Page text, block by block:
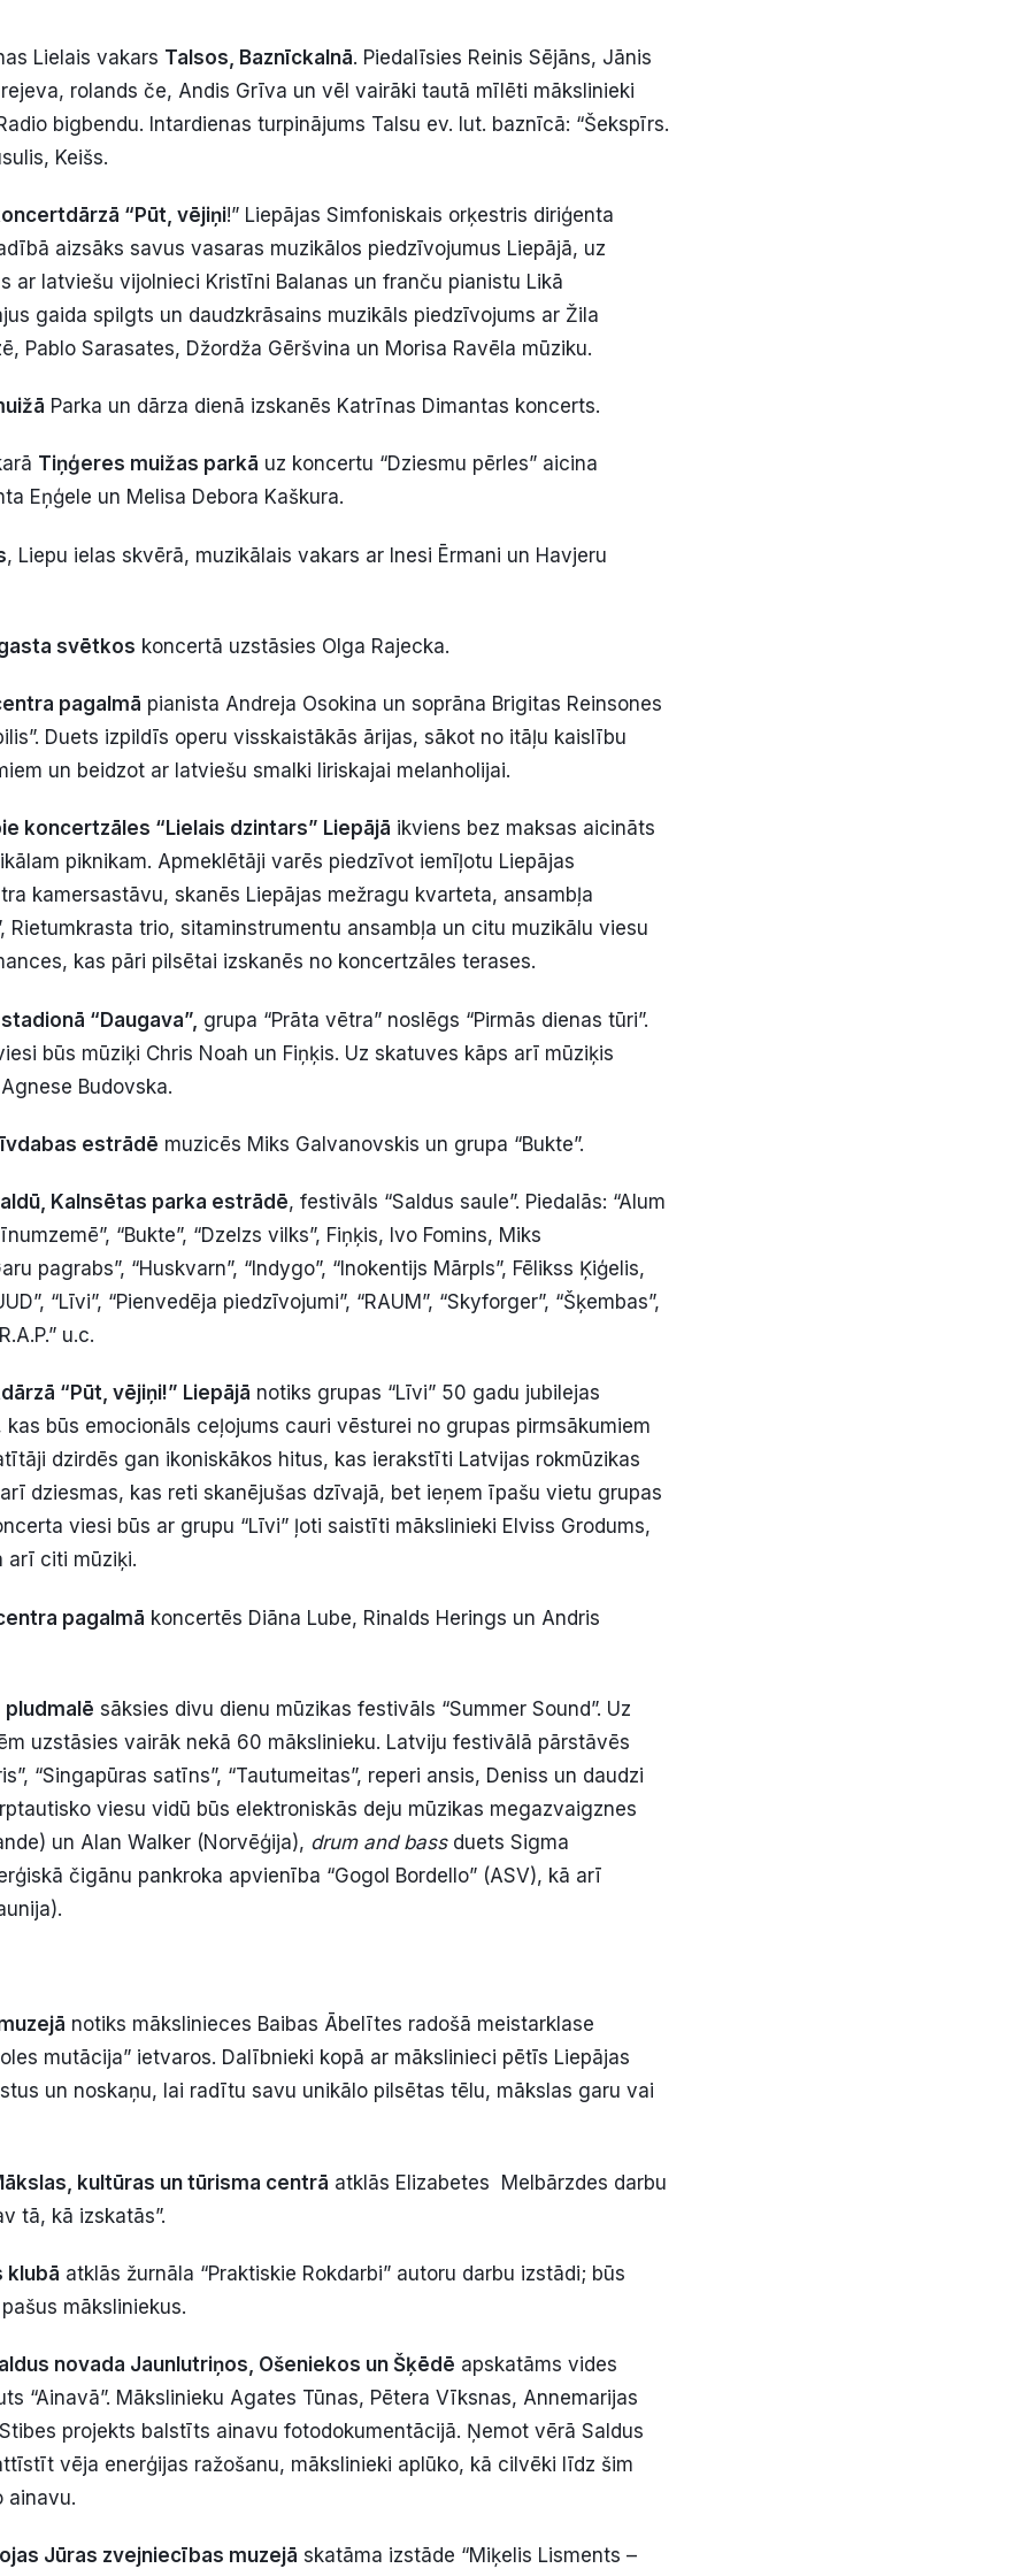
Lielais vakars Talsos, Baznīckalnā. Piedalīsies Reinis Sējāns, Jānis
rolands če, Andis Grīva un vēl vairāki tautā mīlēti mākslinieki
bigbendu. Intardienas turpinājums Talsu ev. lut. baznīcā: “Šekspīrs.
Keišs.
“Pūt, vējiņi!” Liepājas Simfoniskais orķestris diriģenta
aizsāks savus vasaras muzikālos piedzīvojumus Liepājā, uz
ar latviešu vijolnieci Kristīni Balanas un franču pianistu Likā
gaida spilgts un daudzkrāsains muzikāls piedzīvojums ar Žila
Pablo Sarasates, Džordža Gēršvina un Morisa Ravēla mūziku.
Parka un dārza dienā izskanēs Katrīnas Dimantas koncerts.
Tiņģeres muižas parkā uz koncertu “Dziesmu pērles” aicina
Eņģele un Melisa Debora Kaškura.
, Liepu ielas skvērā, muzikālais vakars ar Inesi Ērmani un Havjeru
svētkos koncertā uzstāsies Olga Rajecka.
pagalmā pianista Andreja Osokina un soprāna Brigitas Reinsones
Duets izpildīs operu visskaistākās ārijas, sākot no itāļu kaislību
un beidzot ar latviešu smalki liriskajai melanholijai.
koncertzāles “Lielais dzintars” Liepājā ikviens bez maksas aicināts
piknikam. Apmeklētāji varēs piedzīvot iemīļotu Liepājas
kamersastāvu, skanēs Liepājas mežragu kvarteta, ansambļa
Rietumkrasta trio, sitaminstrumentu ansambļa un citu muzikālu viesu
kas pāri pilsētai izskanēs no koncertzāles terases.
stadionā “Daugava”, grupa “Prāta vētra” noslēgs “Pirmās dienas tūri”.
būs mūziķi Chris Noah un Fiņķis. Uz skatuves kāps arī mūziķis
Budovska.
estrādē muzicēs Miks Galvanovskis un grupa “Bukte”.
Kalnsētas parka estrādē, festivāls “Saldus saule”. Piedalās: “Alum
“Bukte”, “Dzelzs vilks”, Fiņķis, Ivo Fomins, Miks
pagrabs”, “Huskvarn”, “Indygo”, “Inokentijs Mārpls”, Fēlikss Ķiģelis,
“Līvi”, “Pienvedēja piedzīvojumi”, “RAUM”, “Skyforger”, “Šķembas”,
u.c.
“Pūt, vējiņi!” Liepājā notiks grupas “Līvi” 50 gadu jubilejas
būs emocionāls ceļojums cauri vēsturei no grupas pirmsākumiem
dzirdēs gan ikoniskākos hitus, kas ierakstīti Latvijas rokmūzikas
dziesmas, kas reti skanējušas dzīvajā, bet ieņem īpašu vietu grupas
viesi būs ar grupu “Līvi” ļoti saistīti mākslinieki Elviss Grodums,
arī citi mūziķi.
pagalmā koncertēs Diāna Lube, Rinalds Herings un Andris
pludmalē sāksies divu dienu mūzikas festivāls “Summer Sound”. Uz
uzstāsies vairāk nekā 60 mākslinieku. Latviju festivālā pārstāvēs
“Singapūras satīns”, “Tautumeitas”, reperi ansis, Deniss un daudzi
viesu vidū būs elektroniskās deju mūzikas megazvaigznes
un Alan Walker (Norvēģija), drum and bassduets Sigma
čigānu pankroka apvienība “Gogol Bordello” (ASV), kā arī
notiks mākslinieces Baibas Ābelītes radošā meistarklase
mutācija” ietvaros. Dalībnieki kopā ar mākslinieci pētīs Liepājas
un noskaņu, lai radītu savu unikālo pilsētas tēlu, mākslas garu vai
kultūras un tūrisma centrā atklās Elizabetes Melbārzdes darbu
tā, kā izskatās”.
klubā atklās žurnāla “Praktiskie Rokdarbi” autoru darbu izstādi; būs
māksliniekus.
novada Jaunlutriņos, Ošeniekos un Šķēdē apskatāms vides
“Ainavā”. Mākslinieku Agates Tūnas, Pētera Vīksnas, Annemarijas
projekts balstīts ainavu fotodokumentācijā. Ņemot vērā Saldus
vēja enerģijas ražošanu, mākslinieki aplūko, kā cilvēki līdz šim
ainavu.
Jūras zvejniecības muzejā skatāma izstāde “Miķelis Lisments –